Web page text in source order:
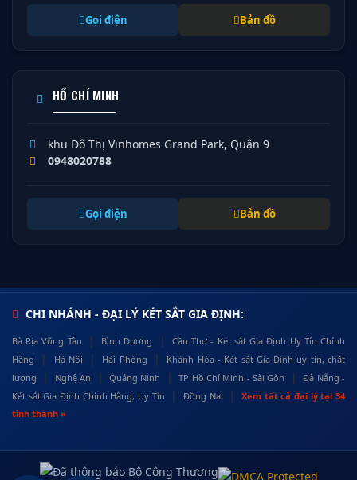
Gọi điện Bản đồ
HỒ CHÍ MINH
khu Đô Thị Vinhomes Grand Park, Quận 9
0948020788
Gọi điện Bản đồ
CHI NHÁNH - ĐẠI LÝ KÉT SẮT GIA ĐỊNH:
Bà Rịa Vũng Tàu | Bình Dương |
Cần Thơ - Két sắt Gia Định Uy Tín Chính
Hãng
| Hà Nội | Hải Phòng |
Khánh Hòa - Két sắt Gia Định uy tín, chất
lượng
| Nghệ An | Quảng Ninh | TP Hồ Chí Minh - Sài Gòn |
Đà Nẵng -
Két sắt Gia Định Chính Hãng, Uy Tín
| Đồng Nai |
Xem tất cả đại lý tại 34
tỉnh thành »